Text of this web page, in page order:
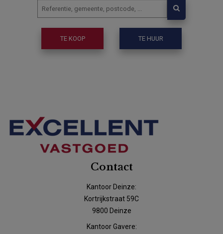
TE KOOP TE HUUR
Contact
Kantoor Deinze:
Kortrijkstraat 59C
9800 Deinze
Kantoor Gavere: